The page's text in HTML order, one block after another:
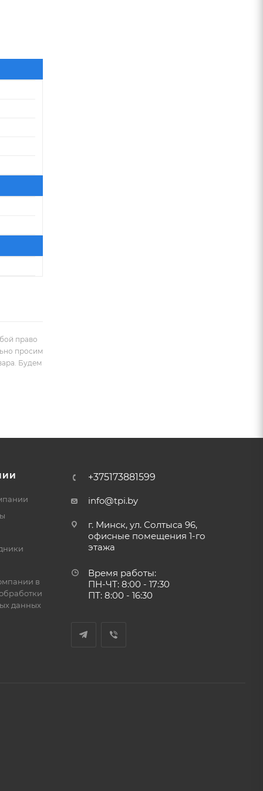
право
просим
Будем
в
данных
+375173881599
info@tpi.by
г. Минск, ул. Солтыса 96,
офисные помещения 1-го
этажа
Время работы:
ПН-ЧТ: 8:00 - 17:30
ПТ: 8:00 - 16:30